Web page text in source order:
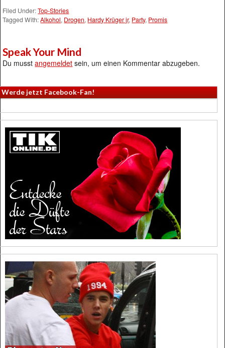
Filed Under:Top-Stories
Tagged With:Alkohol, Drogen, Hardy Krüger jr, Party, Promis
Speak Your Mind
Du musstangemeldet sein, um einen Kommentar abzugeben.
Werde jetzt Facebook-Fan!